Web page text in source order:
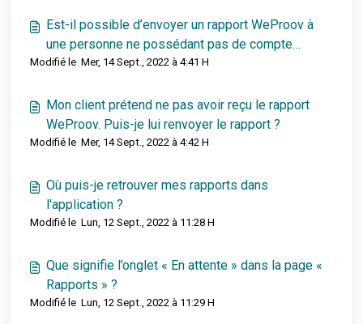
Est-il possible d’envoyer un rapport WeProov à
une personne ne possédant pas de compte
WeProov ?
Modifié le Mer, 14 Sept., 2022 à 4:41 H
Mon client prétend ne pas avoir reçu le rapport
WeProov. Puis-je lui renvoyer le rapport ?
Modifié le Mer, 14 Sept., 2022 à 4:42 H
Où puis-je retrouver mes rapports dans
l'application ?
Modifié le Lun, 12 Sept., 2022 à 11:28 H
Que signifie l’onglet « En attente » dans la page «
Rapports » ?
Modifié le Lun, 12 Sept., 2022 à 11:29 H